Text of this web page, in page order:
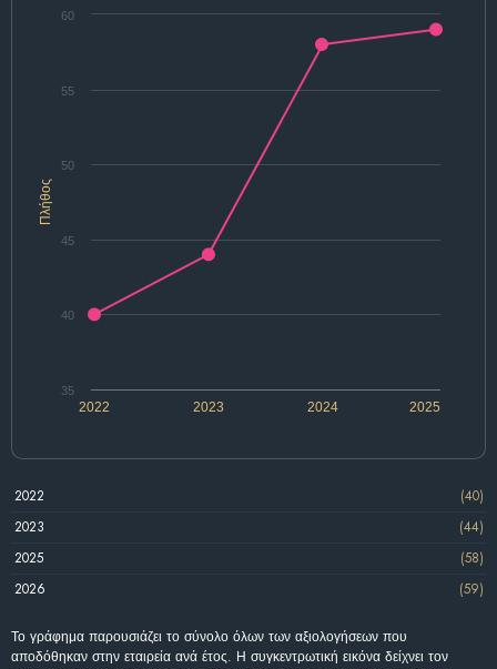
Πλήθος
2022 2024
2023 2025
35
40
45
50
55
60
2022
(40)
2023
(44)
2025
(58)
2026
(59)
Το γράφημα παρουσιάζει το σύνολο όλων των αξιολογήσεων που
αποδόθηκαν στην εταιρεία ανά έτος. Η συγκεντρωτική εικόνα δείχνει τον